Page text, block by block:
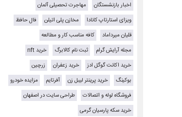
اخبار بازنشستگان
مهاجرت تحصیلی آلمان
ویزای استارتاپ کانادا
مخازن پلی اتیلن
فال حافظ
قلیان میرداماد
کافه مناسب کار و مطالعه
مجله آرایش گرام
ثبت نام کالابرگ
خرید nft
خرید اکانت گوگل ادز
خرید زعفران
زرچین
بوکینگ
خرید پرینتر لیبل زن آفرتایم
مزایده خودرو
فروشگاه لوله و اتصالات
طراحی سایت در اصفهان
خرید سکه پارسیان گرمی